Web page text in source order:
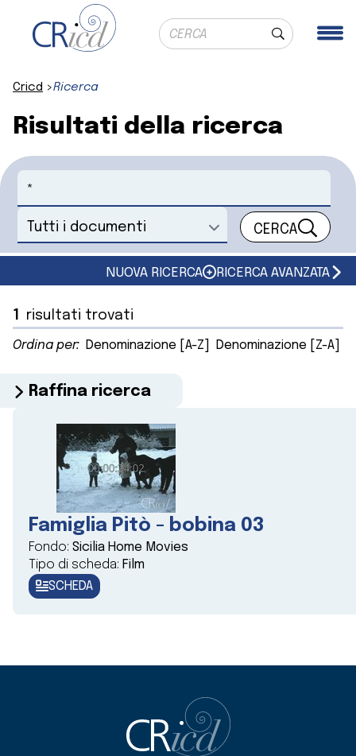
Ricerca globale
Cerca
Cricd Ricerca
Risultati della ricerca
Cerca
Seleziona un documento CERCA
NUOVA RICERCA RICERCA AVANZATA
1 risultati trovati
Ordina per: Denominazione [A-Z] Denominazione [Z-A]
Raffina ricerca
Famiglia Pitò - bobina 03
Fondo: Sicilia Home Movies
Tipo di scheda: Film
SCHEDA